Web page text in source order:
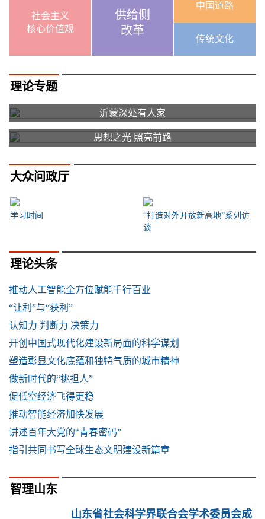
社会主义
核心价值观
供给侧
改革
中国道路
传统文化
理论专题
沂蒙深处有人家
思想之光 照亮前路
大众问政厅
学习时间
“打造对外开放新高地”系列访
谈
理论头条
推动人工智能全方位赋能千行百业
“让利”与“获利”
认知力 判断力 决策力
开创中国式现代化建设新局面的科学谋划
塑造彰显文化底蕴和独特气质的城市精神
做新时代的“挑担人”
促低空经济飞得更稳
推动智能经济加快发展
讲述百年大党的“青春密码”
指引共同书写全球生态文明建设新篇章
智理山东
山东省社会科学界联合会学术委员会成